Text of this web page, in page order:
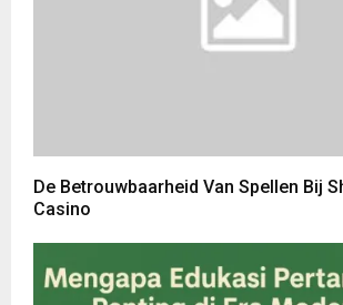
De Betrouwbaarheid Van Spellen Bij
Casino